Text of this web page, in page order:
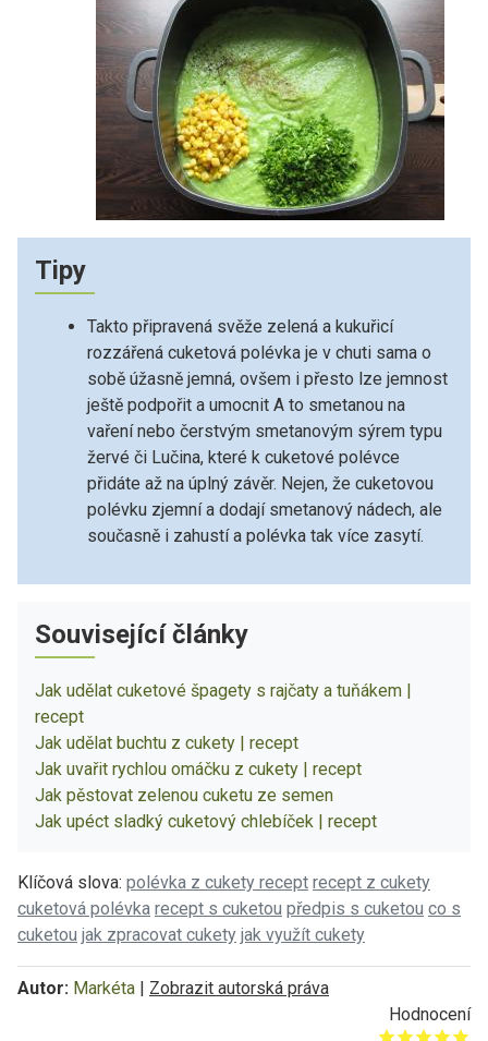
Tipy
Takto připravená svěže zelená a kukuřicí
rozzářená cuketová polévka je v chuti sama o
sobě úžasně jemná, ovšem i přesto lze jemnost
ještě podpořit a umocnit A to smetanou na
vaření nebo čerstvým smetanovým sýrem typu
žervé či Lučina, které k cuketové polévce
přidáte až na úplný závěr. Nejen, že cuketovou
polévku zjemní a dodají smetanový nádech, ale
současně i zahustí a polévka tak více zasytí.
Související články
Jak udělat cuketové špagety s rajčaty a tuňákem |
recept
Jak udělat buchtu z cukety | recept
Jak uvařit rychlou omáčku z cukety | recept
Jak pěstovat zelenou cuketu ze semen
Jak upéct sladký cuketový chlebíček | recept
Klíčová slova: polévka z cukety recept recept z cukety
cuketová polévka recept s cuketou předpis s cuketou co s
cuketou jak zpracovat cukety jak využít cukety
Autor: Markéta | Zobrazit autorská práva
Hodnocení